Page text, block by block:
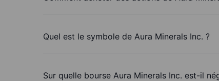
Quel est le symbole de Aura Minerals Inc. ?
Sur quelle bourse Aura Minerals Inc. est-il